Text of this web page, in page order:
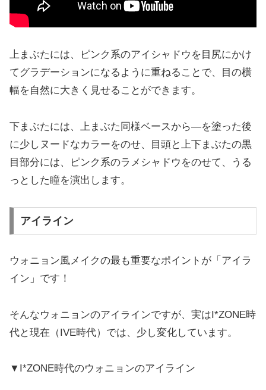
上まぶたには、ピンク系のアイシャドウを目尻にかけ
てグラデーションになるように重ねることで、目の横
幅を自然に大きく見せることができます。
下まぶたには、上まぶた同様ベースから―を塗った後
に少しヌードなカラーをのせ、目頭と上下まぶたの黒
目部分には、ピンク系のラメシャドウをのせて、うる
っとした瞳を演出します。
アイライン
ウォニョン風メイクの最も重要なポイントが「アイラ
イン」です！
そんなウォニョンのアイラインですが、実はI*ZONE時
代と現在（IVE時代）では、少し変化しています。
▼I*ZONE時代のウォニョンのアイライン